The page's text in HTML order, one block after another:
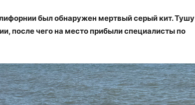
был обнаружен мертвый серый кит. Тушу
после чего на место прибыли специалисты по